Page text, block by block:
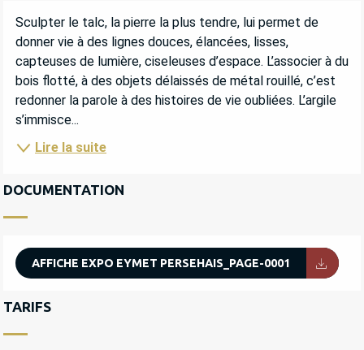
DESCRIPTION
Sculpter le talc, la pierre la plus tendre, lui permet de
donner vie à des lignes douces, élancées, lisses,
capteuses de lumière, ciseleuses d’espace. L’associer à du
bois flotté, à des objets délaissés de métal rouillé, c’est
redonner la parole à des histoires de vie oubliées. L’argile
s’immisce...
Lire la suite
DOCUMENTATION
AFFICHE EXPO EYMET PERSEHAIS_PAGE-0001
TARIFS